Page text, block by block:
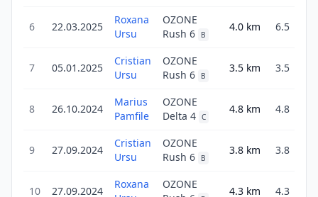
6 22.03.2025
Roxana
Ursu
OZONE
Rush 6
B
4.0 km 6.5
7 05.01.2025
Cristian
Ursu
OZONE
Rush 6
B
3.5 km 3.5
8 26.10.2024
Marius
Pamfile
OZONE
Delta 4 C
4.8 km 4.8
9 27.09.2024
Cristian
Ursu
OZONE
Rush 6
B
3.8 km 3.8
10 27.09.2024
Roxana
OZONE
4.3 km 4.3